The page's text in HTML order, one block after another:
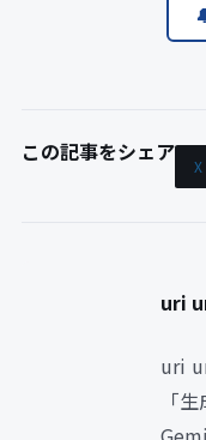
この記事をシェア X
uri
uri
「